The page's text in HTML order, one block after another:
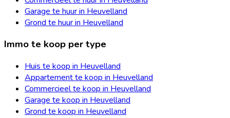
Garage te huur in Heuvelland
Grond te huur in Heuvelland
Immo te koop per type
Huis te koop in Heuvelland
Appartement te koop in Heuvelland
Commercieel te koop in Heuvelland
Garage te koop in Heuvelland
Grond te koop in Heuvelland